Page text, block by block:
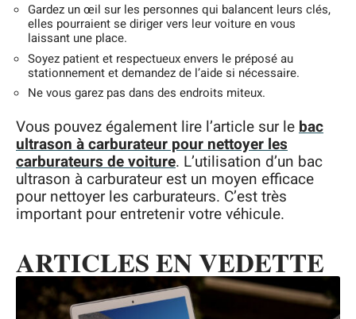
Gardez un œil sur les personnes qui balancent leurs clés,
elles pourraient se diriger vers leur voiture en vous
laissant une place.
Soyez patient et respectueux envers le préposé au
stationnement et demandez de l’aide si nécessaire.
Ne vous garez pas dans des endroits miteux.
Vous pouvez également lire l’article sur lebac
ultrason à carburateur pour nettoyer les
carburateurs de voiture. L’utilisation d’un bac
ultrason à carburateur est un moyen efficace
pour nettoyer les carburateurs. C’est très
important pour entretenir votre véhicule.
ARTICLES EN VEDETTE